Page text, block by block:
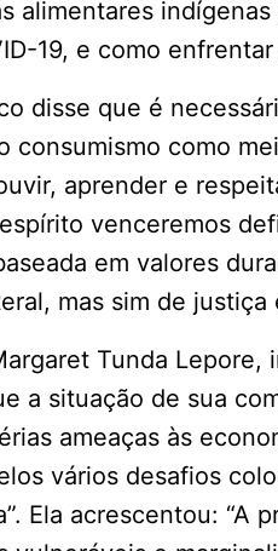
alimentares
19, e como
disse que é
consumismo como
aprender e
venceremos
em valores
mas sim de justiça
Tunda
a situação de sua
ameaças às
vários desafios
Ela acrescentou: “A